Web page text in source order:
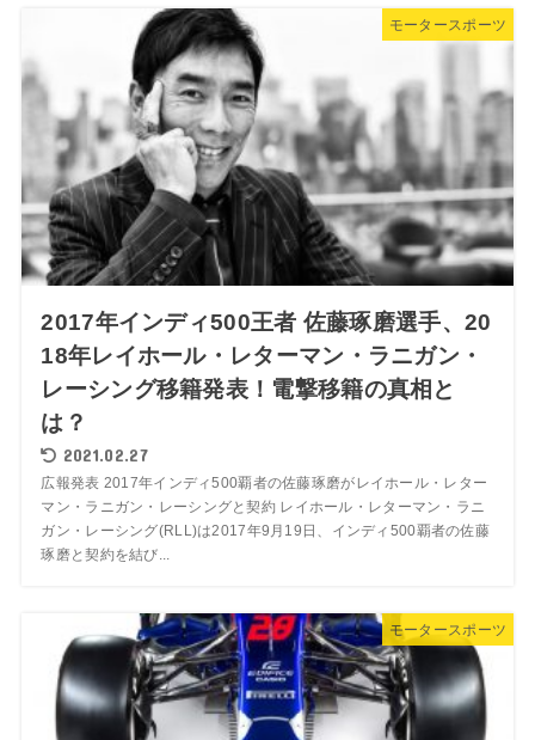
モータースポーツ
2017年インディ500王者 佐藤琢磨選手、20
18年レイホール・レターマン・ラニガン・
レーシング移籍発表！電撃移籍の真相と
は？
2021.02.27
広報発表 2017年インディ500覇者の佐藤琢磨がレイホール・レター
マン・ラニガン・レーシングと契約 レイホール・レターマン・ラニ
ガン・レーシング(RLL)は2017年9月19日、インディ500覇者の佐藤
琢磨と契約を結び...
モータースポーツ